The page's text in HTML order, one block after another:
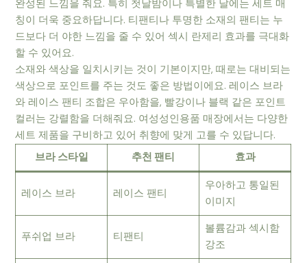
완성된 느낌을 줘요. 특히 첫날밤이나 특별한 날에는 세트 매
칭이 더욱 중요하답니다. 티팬티나 투명한 소재의 팬티는 누
드보다 더 야한 느낌을 줄 수 있어 섹시 란제리 효과를 극대화
할 수 있어요.
소재와 색상을 일치시키는 것이 기본이지만, 때로는 대비되는
색상으로 포인트를 주는 것도 좋은 방법이에요. 레이스 브라
와 레이스 팬티 조합은 우아함을, 빨강이나 블랙 같은 포인트
컬러는 강렬함을 더해줘요. 여성성인용품 매장에서는 다양한
세트 제품을 구비하고 있어 취향에 맞게 고를 수 있답니다.
브라 스타일
추천 팬티 효과
레이스 브라 레이스 팬티
우아하고 통일된
이미지
푸쉬업 브라 티팬티
볼륨감과 섹시함
강조